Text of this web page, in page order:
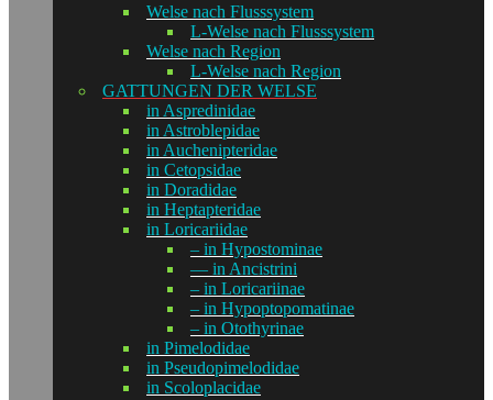
Welse nach Flusssystem
L-Welse nach Flusssystem
Welse nach Region
L-Welse nach Region
GATTUNGEN DER WELSE
in Aspredinidae
in Astroblepidae
in Auchenipteridae
in Cetopsidae
in Doradidae
in Heptapteridae
in Loricariidae
– in Hypostominae
— in Ancistrini
– in Loricariinae
– in Hypoptopomatinae
– in Otothyrinae
in Pimelodidae
in Pseudopimelodidae
in Scoloplacidae